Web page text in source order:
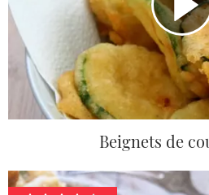
Beignets de